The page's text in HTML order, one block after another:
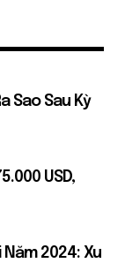
Sao Sau Kỳ
USD,
2024: Xu